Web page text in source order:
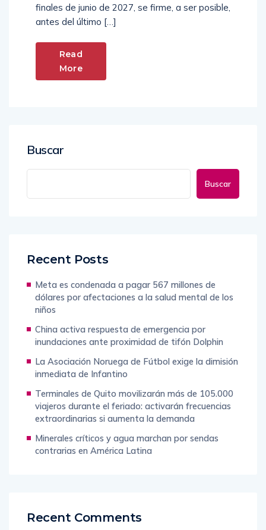
finales de junio de 2027, se firme, a ser posible,
antes del último […]
Read
More
Buscar
Buscar
Recent Posts
Meta es condenada a pagar 567 millones de
dólares por afectaciones a la salud mental de los
niños
China activa respuesta de emergencia por
inundaciones ante proximidad de tifón Dolphin
La Asociación Noruega de Fútbol exige la dimisión
inmediata de Infantino
Terminales de Quito movilizarán más de 105.000
viajeros durante el feriado: activarán frecuencias
extraordinarias si aumenta la demanda
Minerales críticos y agua marchan por sendas
contrarias en América Latina
Recent Comments